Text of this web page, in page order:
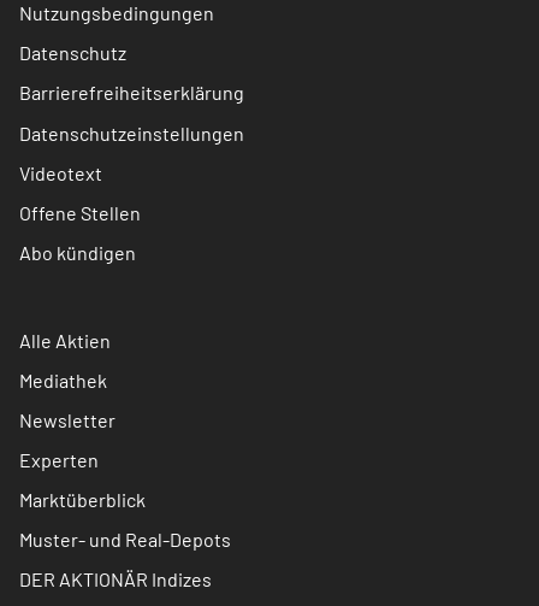
Nutzungsbedingungen
Datenschutz
Barrierefreiheitserklärung
Datenschutzeinstellungen
Videotext
Offene Stellen
Abo kündigen
Alle Aktien
Mediathek
Newsletter
Experten
Marktüberblick
Muster- und Real-Depots
DER AKTIONÄR Indizes